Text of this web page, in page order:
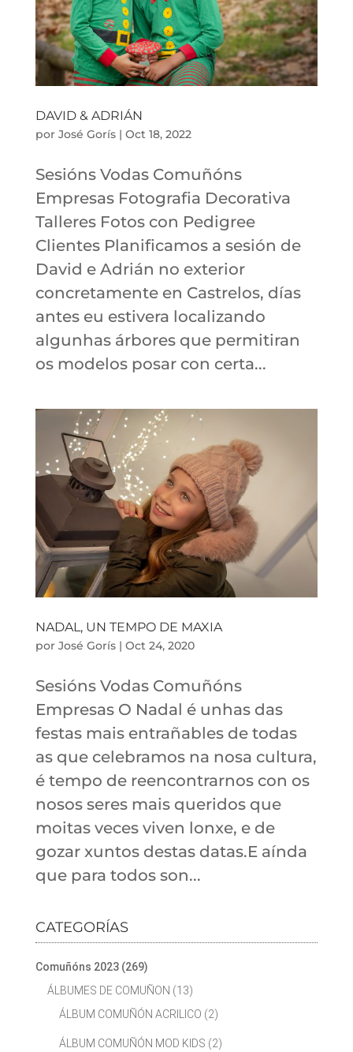
DAVID & ADRIÁN
por José Gorís| Oct 18, 2022
Sesións Vodas Comuñóns
Empresas Fotografia Decorativa
Talleres Fotos con Pedigree
Clientes Planificamos a sesión de
David e Adrián no exterior
concretamente en Castrelos, días
antes eu estivera localizando
algunhas árbores que permitiran
os modelos posar con certa...
NADAL, UN TEMPO DE MAXIA
por José Gorís| Oct 24, 2020
Sesións Vodas Comuñóns
Empresas O Nadal é unhas das
festas mais entrañables de todas
as que celebramos na nosa cultura,
é tempo de reencontrarnos con os
nosos seres mais queridos que
moitas veces viven lonxe, e de
gozar xuntos destas datas.E aínda
que para todos son...
CATEGORÍAS
Comuñóns 2023 (269)
ÁLBUMES DE COMUÑON (13)
ÁLBUM COMUÑÓN ACRILICO (2)
ÁLBUM COMUÑÓN MOD KIDS (2)